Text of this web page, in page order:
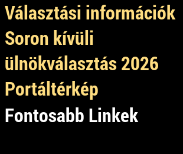
Választási információk
Soron kívüli
ülnökválasztás 2026
Portáltérkép
Fontosabb Linkek